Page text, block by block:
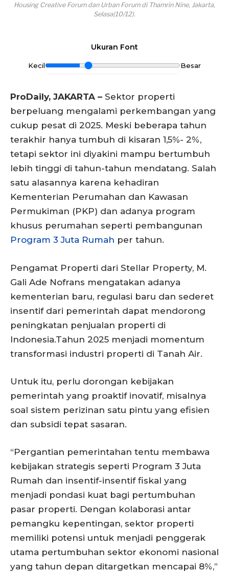
Housing Creative Forum dan Urban Forum di Thamrin Nine, Jakarta,
Selasa(10/12).
Ukuran Font
Kecil Besar
ProDaily, JAKARTA – Sektor properti
berpeluang mengalami perkembangan yang
cukup pesat di 2025. Meski beberapa tahun
terakhir hanya tumbuh di kisaran 1,5%- 2%,
tetapi sektor ini diyakini mampu bertumbuh
lebih tinggi di tahun-tahun mendatang. Salah
satu alasannya karena kehadiran
Kementerian Perumahan dan Kawasan
Permukiman (PKP) dan adanya program
khusus perumahan seperti pembangunan
Program 3 Juta Rumah per tahun.
Pengamat Properti dari Stellar Property, M.
Gali Ade Nofrans mengatakan adanya
kementerian baru, regulasi baru dan sederet
insentif dari pemerintah dapat mendorong
peningkatan penjualan properti di
Indonesia.Tahun 2025 menjadi momentum
transformasi industri properti di Tanah Air.
Untuk itu, perlu dorongan kebijakan
pemerintah yang proaktif inovatif, misalnya
soal sistem perizinan satu pintu yang efisien
dan subsidi tepat sasaran.
“Pergantian pemerintahan tentu membawa
kebijakan strategis seperti Program 3 Juta
Rumah dan insentif-insentif fiskal yang
menjadi pondasi kuat bagi pertumbuhan
pasar properti. Dengan kolaborasi antar
pemangku kepentingan, sektor properti
memiliki potensi untuk menjadi penggerak
utama pertumbuhan sektor ekonomi nasional
yang tahun depan ditargetkan mencapai 8%,”